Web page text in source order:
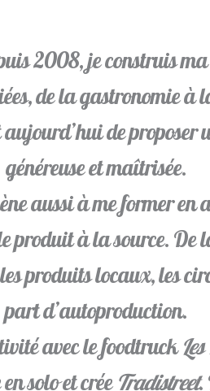
2008, je construis
de la gastronomie à
de proposer
généreuse et maîtrisée.
aussi à me former
produit à la source. De
produits locaux, les
part d’autoproduction.
avec le foodtruck
solo et crée Tradistreet.